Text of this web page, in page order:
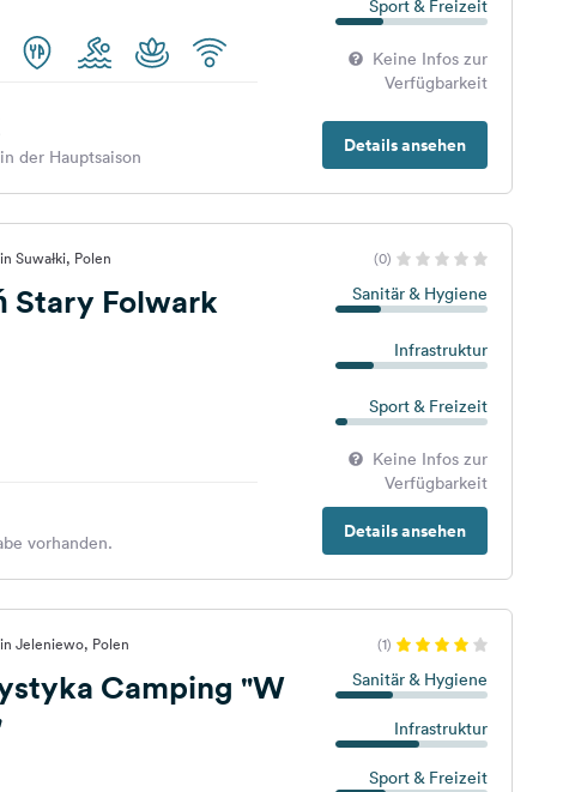
Sport & Freizeit
Keine Infos zur
Verfügbarkeit
Details ansehen
der Hauptsaison
Suwałki, Polen (0)
Stary Folwark Sanitär & Hygiene
Infrastruktur
Sport & Freizeit
Keine Infos zur
Verfügbarkeit
Details ansehen
vorhanden.
Jeleniewo, Polen (1)
Camping "W
Sanitär & Hygiene
Infrastruktur
Sport & Freizeit